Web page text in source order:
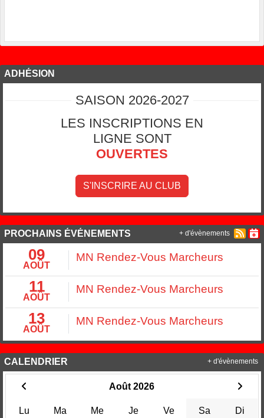
ADHÉSION
SAISON 2026-2027
LES INSCRIPTIONS EN
LIGNE SONT
OUVERTES
S'INSCRIRE AU CLUB
PROCHAINS ÉVÉNEMENTS
09
AOÛT
MN Rendez-Vous Marcheurs
11
AOÛT
MN Rendez-Vous Marcheurs
13
AOÛT
MN Rendez-Vous Marcheurs
+ d'évènements
CALENDRIER
Août 2026
Lu Ma Me Je Ve Sa Di
+ d'évènements